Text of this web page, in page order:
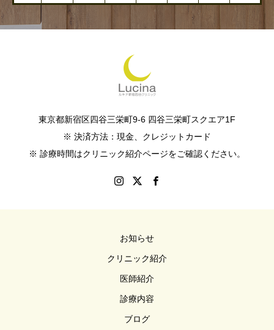
東京都新宿区四谷三栄町9-6 四谷三栄町スクエア1F
※ 決済方法：現金、クレジットカード
※ 診療時間はクリニック紹介ページをご確認ください。
お知らせ
クリニック紹介
医師紹介
診療内容
ブログ